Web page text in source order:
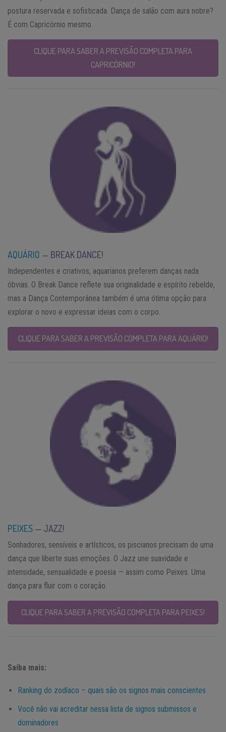
postura reservada e sofisticada. Dança de salão com aura nobre?
É com Capricórnio mesmo.
CLIQUE PARA SABER A PREVISÃO COMPLETA PARA
CAPRICÓRNIO!
AQUÁRIO — BREAK DANCE!
Independentes e criativos, aquarianos preferem danças nada
óbvias. O Break Dance reflete sua originalidade e espírito rebelde,
mas a Dança Contemporânea também é uma ótima opção para
explorar o novo e expressar ideias com o corpo.
CLIQUE PARA SABER A PREVISÃO COMPLETA PARA AQUÁRIO!
PEIXES — JAZZ!
Sonhadores, sensíveis e artísticos, os piscianos precisam de uma
dança que liberte suas emoções. O Jazz une suavidade e
intensidade, sensualidade e poesia — assim como Peixes. Uma
dança para fluir com o coração.
CLIQUE PARA SABER A PREVISÃO COMPLETA PARA PEIXES!
Saiba mais:
Ranking do zodíaco – quais são os signos mais conscientes
Você não vai acreditar nessa lista de signos submissos e
dominadores